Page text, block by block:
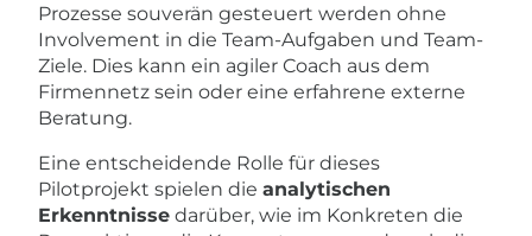
Prozesse souverän gesteuert werden ohne
Involvement in die Team-Aufgaben und Team-
Ziele. Dies kann ein agiler Coach aus dem
Firmennetz sein oder eine erfahrene externe
Beratung.
Eine entscheidende Rolle für dieses
Pilotprojekt spielen die analytischen
Erkenntnisse darüber, wie im Konkreten die